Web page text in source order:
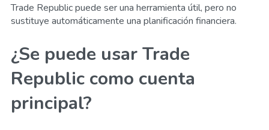
Trade Republic puede ser una herramienta útil, pero no
sustituye automáticamente una planificación financiera.
¿Se puede usar Trade
Republic como cuenta
principal?